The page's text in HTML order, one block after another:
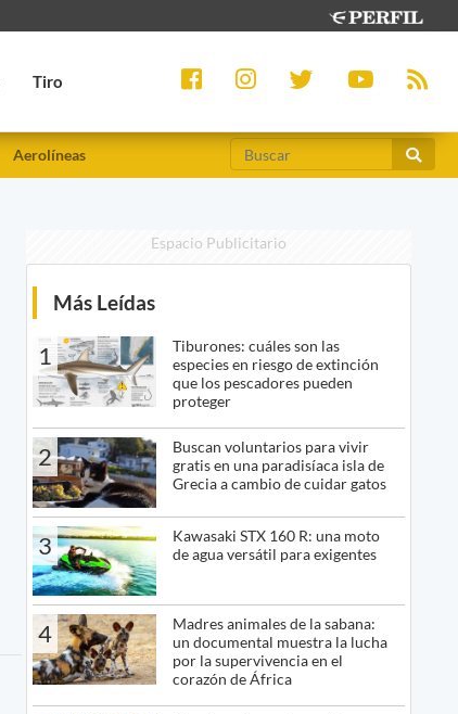
Tiro
Aerolíneas
Espacio Publicitario
Más Leídas
1
Tiburones: cuáles son las
especies en riesgo de extinción
que los pescadores pueden
proteger
2
Buscan voluntarios para vivir
gratis en una paradisíaca isla de
Grecia a cambio de cuidar gatos
3
Kawasaki STX 160 R: una moto
de agua versátil para exigentes
4
Madres animales de la sabana:
un documental muestra la lucha
por la supervivencia en el
corazón de África